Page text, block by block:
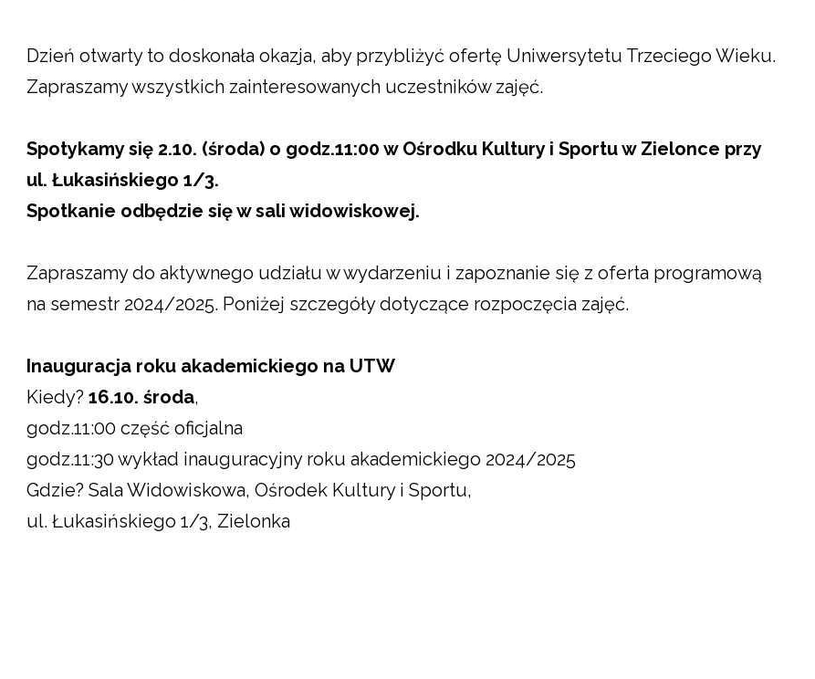
Dzień otwarty to doskonała okazja, aby przybliżyć ofertę Uniwersytetu Trzeciego Wieku.
Zapraszamy wszystkich zainteresowanych uczestników zajęć.
Spotykamy się 2.10. (środa) o godz.11:00 w Ośrodku Kultury i Sportu w Zielonce przy
ul. Łukasińskiego 1/3.
Spotkanie odbędzie się w sali widowiskowej.
Zapraszamy do aktywnego udziału w wydarzeniu i zapoznanie się z oferta programową
na semestr 2024/2025. Poniżej szczegóły dotyczące rozpoczęcia zajęć.
Inauguracja roku akademickiego na UTW
Kiedy?16.10. środa,
godz.11:00 część oficjalna
godz.11:30 wykład inauguracyjny roku akademickiego 2024/2025
Gdzie? Sala Widowiskowa, Ośrodek Kultury i Sportu,
ul. Łukasińskiego 1/3, Zielonka